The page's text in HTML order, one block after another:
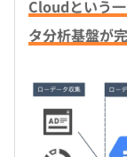
Cloudという
タ分析基盤が